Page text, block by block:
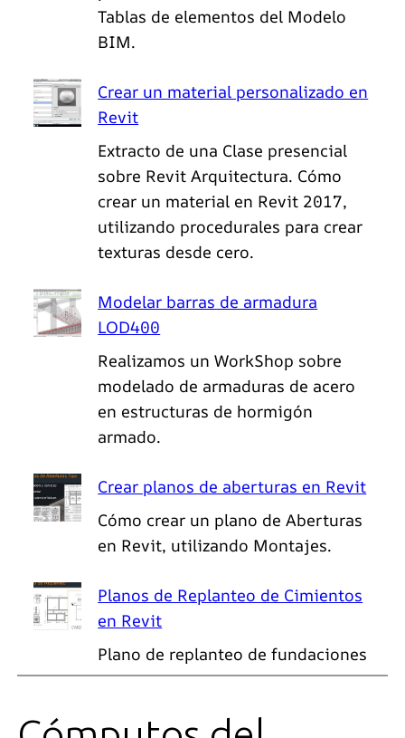
Tablas de elementos del Modelo
BIM.
Crear un material personalizado en
Revit
Extracto de una Clase presencial
sobre Revit Arquitectura. Cómo
crear un material en Revit 2017,
utilizando procedurales para crear
texturas desde cero.
Modelar barras de armadura
LOD400
Realizamos un WorkShop sobre
modelado de armaduras de acero
en estructuras de hormigón
armado.
Crear planos de aberturas en Revit
Cómo crear un plano de Aberturas
en Revit, utilizando Montajes.
Planos de Replanteo de Cimientos
en Revit
Plano de replanteo de fundaciones